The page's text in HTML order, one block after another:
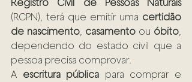
Registro Civil de Pessoas Naturais
(RCPN), terá que emitir uma certidão
de nascimento casamento ou óbito
dependendo do estado civil que a
pessoa precisa comprovar.
A escritura pública para comprar e